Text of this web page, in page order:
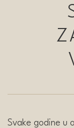
Svake godine u